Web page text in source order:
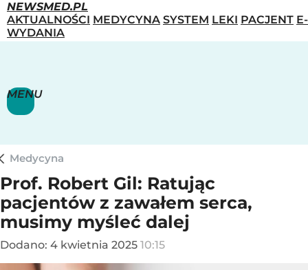
NEWSMED.PL
AKTUALNOŚCI MEDYCYNA SYSTEM LEKI PACJENT E-
WYDANIA
MENU
Medycyna
Prof. Robert Gil: Ratując
pacjentów z zawałem serca,
musimy myśleć dalej
Dodano: 4 kwietnia 2025 10:15